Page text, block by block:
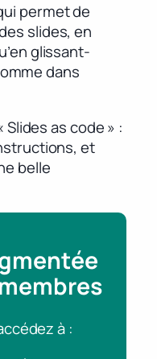
permet de
slides, en
glissant-
dans
Slides as code » :
et
belle
à :